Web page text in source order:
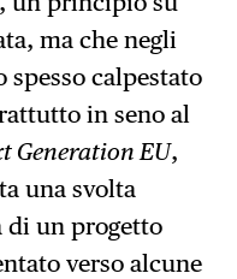
ma che negli
calpestato
in seno al
Generation EU,
una svolta
di un progetto
verso alcune